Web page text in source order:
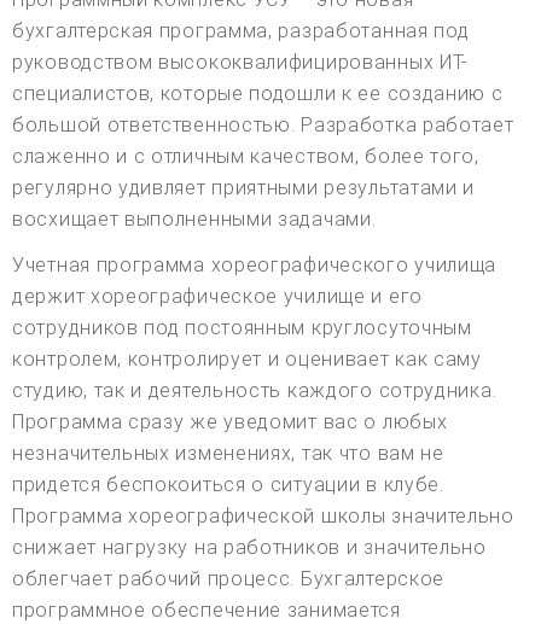
бухгалтерская программа, разработанная под
руководством высококвалифицированных ИТ-
специалистов, которые подошли к ее созданию с
большой ответственностью. Разработка работает
слаженно и с отличным качеством, более того,
регулярно удивляет приятными результатами и
восхищает выполненными задачами.
Учетная программа хореографического училища
держит хореографическое училище и его
сотрудников под постоянным круглосуточным
контролем, контролирует и оценивает как саму
студию, так и деятельность каждого сотрудника.
Программа сразу же уведомит вас о любых
незначительных изменениях, так что вам не
придется беспокоиться о ситуации в клубе.
Программа хореографической школы значительно
снижает нагрузку на работников и значительно
облегчает рабочий процесс. Бухгалтерское
программное обеспечение занимается